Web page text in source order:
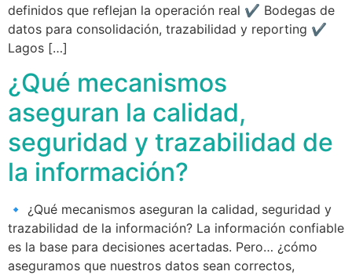
definidos que reflejan la operación real ✔️ Bodegas de
datos para consolidación, trazabilidad y reporting ✔️
Lagos […]
¿Qué mecanismos
aseguran la calidad,
seguridad y trazabilidad de
la información?
🔹 ¿Qué mecanismos aseguran la calidad, seguridad y
trazabilidad de la información? La información confiable
es la base para decisiones acertadas. Pero… ¿cómo
aseguramos que nuestros datos sean correctos,